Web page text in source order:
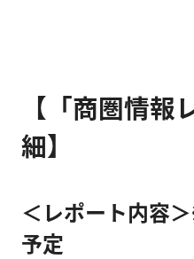
【「商圏情報
細】
＜レポート内容
予定